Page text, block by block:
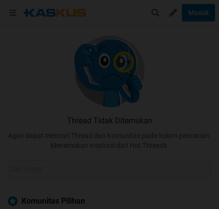
Masuk
Thread Tidak Ditemukan
Agan dapat mencari Thread dan Komunitas pada kolom pencarian.
Menemukan inspirasi dari Hot Threads.
Komunitas Pilihan